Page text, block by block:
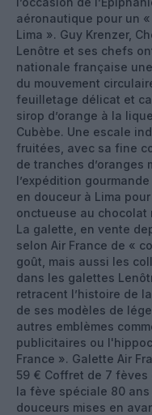
aéronautique pour un
Lima ». Guy Krenzer,
Lenôtre et ses chefs
nationale française
du mouvement
feuilletage délicat et
sirop d’orange à la
Cubèbe. Une escale
fruitées, avec sa fine
de tranches d’oranges
l’expédition
en douceur à Lima
onctueuse au chocolat
La galette, en vente
selon Air France de «
goût, mais aussi les
dans les galettes
retracent l’histoire de
de ses modèles de
autres emblèmes
publicitaires ou
France ». Galette Air
59 € Coffret de 7
la fève spéciale 80 ans
douceurs mises en